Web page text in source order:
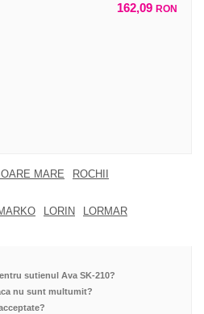
162,09 RON
MARE
ROCHII
LORIN
LORMAR
sutienul Ava SK-210?
nu sunt multumit?